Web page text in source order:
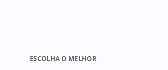
ESCOLHA O MELHOR